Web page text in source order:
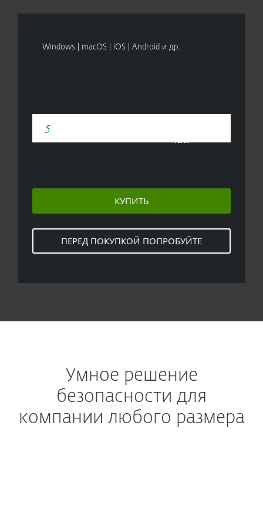
Windows | macOS | iOS | Android и др.
YEAR
КУПИТЬ
ПЕРЕД ПОКУПКОЙ ПОПРОБУЙТЕ
Умное решение
безопасности для
компании любого размера